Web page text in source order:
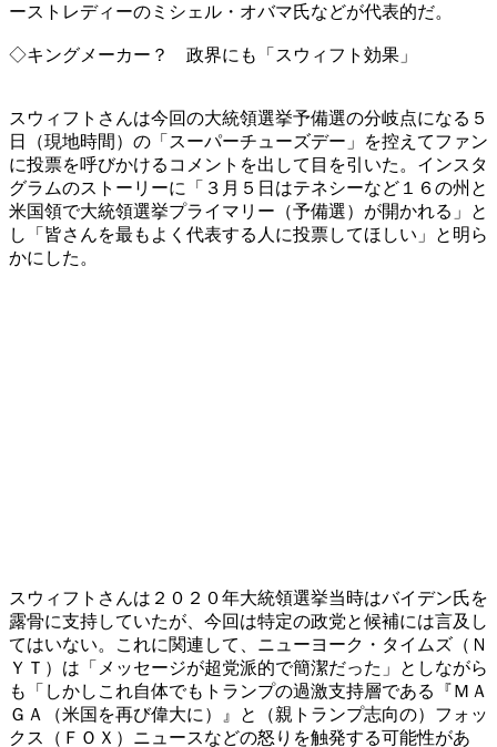
ーストレディーのミシェル・オバマ氏などが代表的だ。
◇キングメーカー？ 政界にも「スウィフト効果」
スウィフトさんは今回の大統領選挙予備選の分岐点になる５
日（現地時間）の「スーパーチューズデー」を控えてファン
に投票を呼びかけるコメントを出して目を引いた。インスタ
グラムのストーリーに「３月５日はテネシーなど１６の州と
米国領で大統領選挙プライマリー（予備選）が開かれる」と
し「皆さんを最もよく代表する人に投票してほしい」と明ら
かにした。
スウィフトさんは２０２０年大統領選挙当時はバイデン氏を
露骨に支持していたが、今回は特定の政党と候補には言及し
てはいない。これに関連して、ニューヨーク・タイムズ（Ｎ
ＹＴ）は「メッセージが超党派的で簡潔だった」としながら
も「しかしこれ自体でもトランプの過激支持層である『ＭＡ
ＧＡ（米国を再び偉大に）』と（親トランプ志向の）フォッ
クス（ＦＯＸ）ニュースなどの怒りを触発する可能性があ